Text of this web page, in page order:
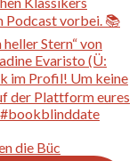
die Büc